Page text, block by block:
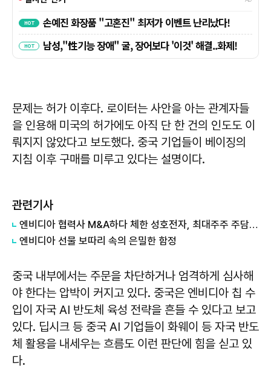
문제는 허가 이후다. 로이터는 사안을 아는 관계자들
을 인용해 미국의 허가에도 아직 단 한 건의 인도도 이
뤄지지 않았다고 보도했다. 중국 기업들이 베이징의
지침 이후 구매를 미루고 있다는 설명이다.
관련기사
엔비디아 협력사 M&A하다 체한 성호전자, 최대주주 주담대 폭탄 메우려 1000억 CB 발행하나?
엔비디아 선물 보따리 속의 은밀한 함정
중국 내부에서는 주문을 차단하거나 엄격하게 심사해
야 한다는 압박이 커지고 있다. 중국은 엔비디아 칩 수
입이 자국 AI 반도체 육성 전략을 흔들 수 있다고 보고
있다. 딥시크 등 중국 AI 기업들이 화웨이 등 자국 반도
체 활용을 내세우는 흐름도 이런 판단에 힘을 싣고 있
다.